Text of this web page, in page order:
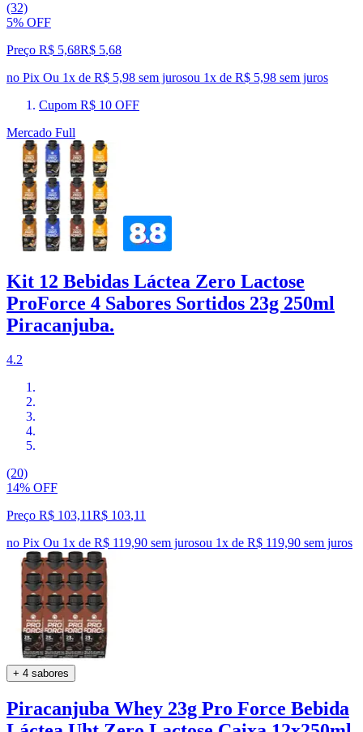
(32)
5% OFF
Preço R$ 5,68R$ 5,68
no Pix Ou 1x de R$ 5,98 sem jurosou 1x de R$ 5,98 sem juros
Cupom R$ 10 OFF
Mercado Full
Kit 12 Bebidas Láctea Zero Lactose
ProForce 4 Sabores Sortidos 23g 250ml
Piracanjuba.
4.2
(20)
14% OFF
Preço R$ 103,11R$ 103,11
no Pix Ou 1x de R$ 119,90 sem jurosou 1x de R$ 119,90 sem juros
+ 4 sabores
Piracanjuba Whey 23g Pro Force Bebida